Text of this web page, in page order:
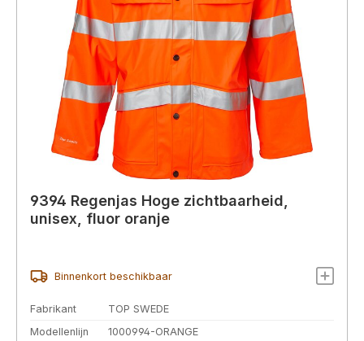
9394 Regenjas Hoge zichtbaarheid,
unisex, fluor oranje
Binnenkort beschikbaar
Fabrikant
TOP SWEDE
Modellenlijn
1000994-ORANGE